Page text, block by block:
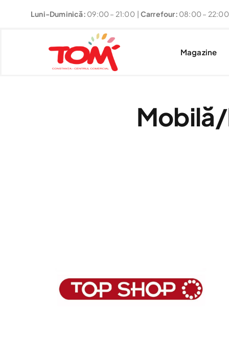
Luni-Duminică: 09:00 – 21:00 | Carrefour: 08:00 –
Magazine